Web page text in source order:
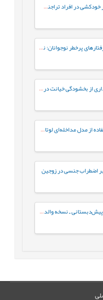
رابطه ادراک حمایت اجتماعی و خطر خودکشی در افراد تراجنسیتی: نقش میانجی‌گر افسردگی
رابطه بین سبک‌های دلبستگی با رفتارهای پرخطر نوجوانان: نقش میانجی تنظیم شناختی هیجان در نوجوانان
تحلیل مؤلفه‌های تأثیرگذار بر بازداری از بخشودگی خیانت در مردان و زنان آسیب‌دیده
تأثیر آموزش سرمایة روانی با استفاده از مدل مداخله‌ای لوتانز، بر سرمایة روانی کارشناسان شاغل در یک شرکت صنعتی
اضطراب جنسی در زوجین
مقیاس مهارت‌های زندگی کودکان پیش‌دبستانی ـ نسخه والدین: ساخت و ارزشیابی اولیه روان‌سنجی